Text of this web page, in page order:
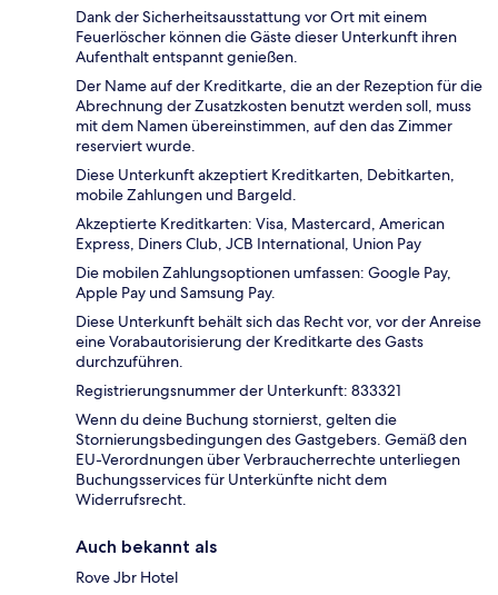
Dank der Sicherheitsausstattung vor Ort mit einem
Feuerlöscher können die Gäste dieser Unterkunft ihren
Aufenthalt entspannt genießen.
Der Name auf der Kreditkarte, die an der Rezeption für die
Abrechnung der Zusatzkosten benutzt werden soll, muss
mit dem Namen übereinstimmen, auf den das Zimmer
reserviert wurde.
Diese Unterkunft akzeptiert Kreditkarten, Debitkarten,
mobile Zahlungen und Bargeld.
Akzeptierte Kreditkarten: Visa, Mastercard, American
Express, Diners Club, JCB International, Union Pay
Die mobilen Zahlungsoptionen umfassen: Google Pay,
Apple Pay und Samsung Pay.
Diese Unterkunft behält sich das Recht vor, vor der Anreise
eine Vorabautorisierung der Kreditkarte des Gasts
durchzuführen.
Registrierungsnummer der Unterkunft: 833321
Wenn du deine Buchung stornierst, gelten die
Stornierungsbedingungen des Gastgebers. Gemäß den
EU-Verordnungen über Verbraucherrechte unterliegen
Buchungsservices für Unterkünfte nicht dem
Widerrufsrecht.
Auch bekannt als
Rove Jbr Hotel